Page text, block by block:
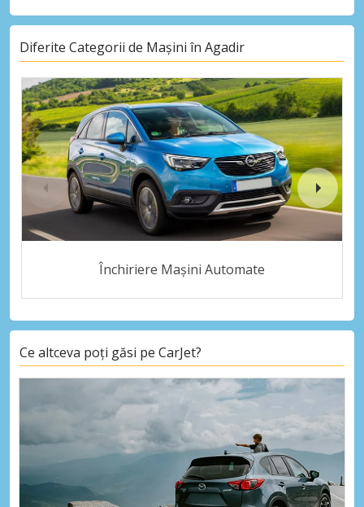
Diferite Categorii de Mașini în Agadir
Închiriere Mașini Automate
Ce altceva poți găsi pe CarJet?